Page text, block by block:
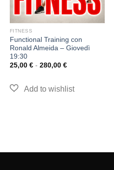
FITNESS
Functional Training con
Ronald Almeida – Giovedì
19:30
25,00 € - 280,00 €